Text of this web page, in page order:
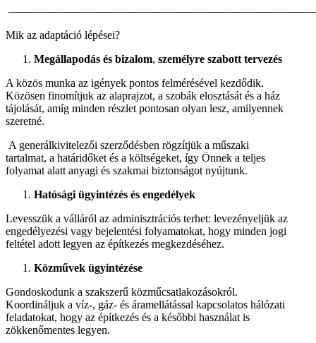
Mik az adaptáció lépései?
Megállapodás és bizalom, személyre szabott tervezés
A közös munka az igények pontos felmérésével kezdődik.
Közösen finomítjuk az alaprajzot, a szobák elosztását és a ház
tájolását, amíg minden részlet pontosan olyan lesz, amilyennek
szeretné.
A generálkivitelezői szerződésben rögzítjük a műszaki
tartalmat, a határidőket és a költségeket, így Önnek a teljes
folyamat alatt anyagi és szakmai biztonságot nyújtunk.
Hatósági ügyintézés és engedélyek
Levesszük a válláról az adminisztrációs terhet: levezényeljük az
engedélyezési vagy bejelentési folyamatokat, hogy minden jogi
feltétel adott legyen az építkezés megkezdéséhez.
Közművek ügyintézése
Gondoskodunk a szakszerű közműcsatlakozásokról.
Koordináljuk a víz-, gáz- és áramellátással kapcsolatos hálózati
feladatokat, hogy az építkezés és a későbbi használat is
zökkenőmentes legyen.